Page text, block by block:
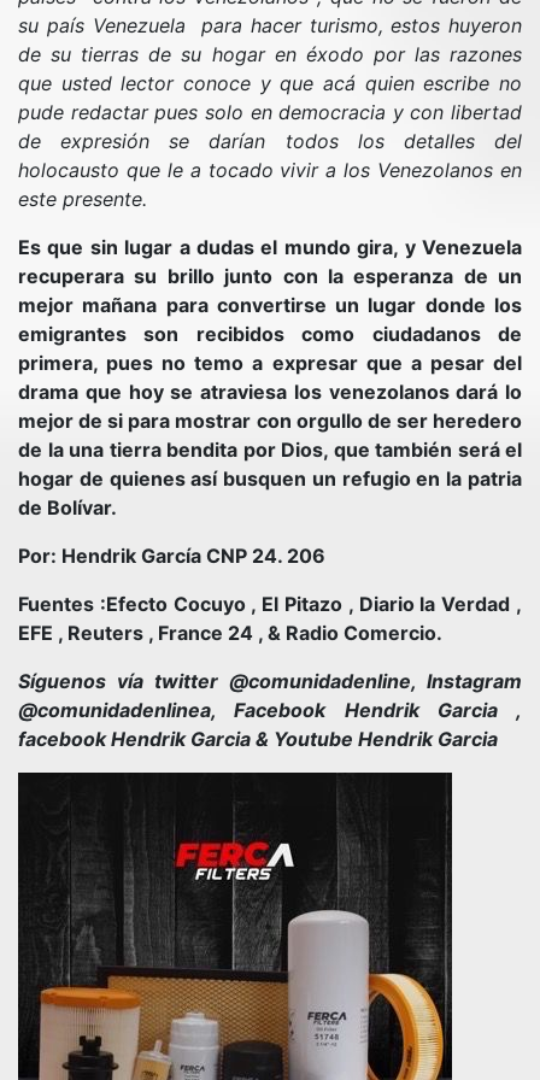
su país Venezuela para hacer turismo, estos huyeron
de su tierras de su hogar en éxodo por las razones
que usted lector conoce y que acá quien escribe no
pude redactar pues solo en democracia y con libertad
de expresión se darían todos los detalles del
holocausto que le a tocado vivir a los Venezolanos en
este presente.
Es que sin lugar a dudas el mundo gira, y Venezuela
recuperara su brillo junto con la esperanza de un
mejor mañana para convertirse un lugar donde los
emigrantes son recibidos como ciudadanos de
primera, pues no temo a expresar que a pesar del
drama que hoy se atraviesa los venezolanos dará lo
mejor de si para mostrar con orgullo de ser heredero
de la una tierra bendita por Dios, que también será el
hogar de quienes así busquen un refugio en la patria
de Bolívar.
Por: Hendrik García CNP 24. 206
Fuentes :Efecto Cocuyo , El Pitazo , Diario la Verdad ,
EFE , Reuters , France 24 , & Radio Comercio.
Síguenos vía twitter @comunidadenline, Instagram
@comunidadenlinea, Facebook Hendrik Garcia ,
facebook Hendrik Garcia & Youtube Hendrik Garcia